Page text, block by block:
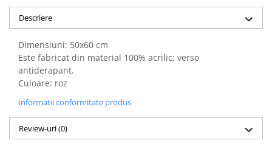
Descriere
Dimensiuni: 50x60 cm
Este fabricat din material 100% acrilic; verso
antiderapant.
Culoare: roz
Informatii conformitate produs
Review-uri(0)